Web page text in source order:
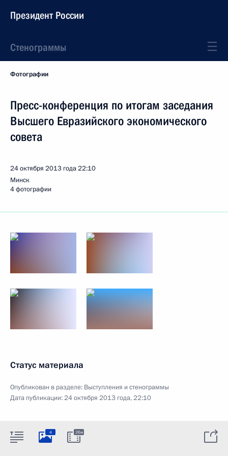
Президент России
Стенограммы
Фотографии
Пресс-конференция по итогам заседания
Высшего Евразийского экономического
совета
24 октября 2013 года22:10
Минск
4 фотографии
Статус материала
Опубликован в разделе: Выступления и стенограммы
Дата публикации:24 октября 2013 года, 22:10
4 26м